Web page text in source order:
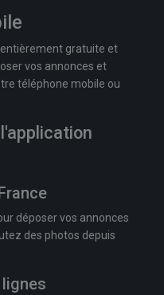
gratuite et
vos annonces et
téléphone mobile ou
déposer vos annonces
des photos depuis